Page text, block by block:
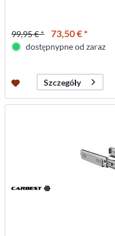
99,95 € * 73,50 € *
dostępnypne od zaraz
Szczegóły